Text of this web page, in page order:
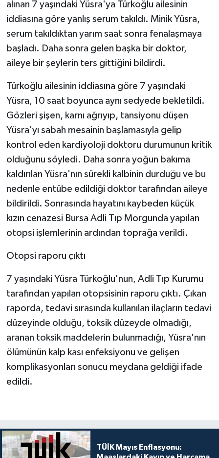
alınan 7 yaşındaki Yüsra'ya Türkoğlu ailesinin
iddiasına göre yanlış serum takıldı. Minik Yüsra,
serum takıldıktan yarım saat sonra fenalaşmaya
başladı. Daha sonra gelen başka bir doktor,
aileye bir şeylerin ters gittiğini bildirdi.
Türkoğlu ailesinin iddiasına göre 7 yaşındaki
Yüsra, 10 saat boyunca aynı sedyede bekletildi.
Gözleri şişen, karnı ağrıyıp, tansiyonu düşen
Yüsra'yı sabah mesainin başlamasıyla gelip
kontrol eden kardiyoloji doktoru durumunun kritik
olduğunu söyledi. Daha sonra yoğun bakıma
kaldırılan Yüsra'nın sürekli kalbinin durduğu ve bu
nedenle entübe edildiği doktor tarafından aileye
bildirildi. Sonrasında hayatını kaybeden küçük
kızın cenazesi Bursa Adli Tıp Morgunda yapılan
otopsi işlemlerinin ardından toprağa verildi.
Otopsi raporu çıktı
7 yaşındaki Yüsra Türkoğlu'nun, Adli Tıp Kurumu
tarafından yapılan otopsisinin raporu çıktı. Çıkan
raporda, tedavi sırasında kullanılan ilaçların tedavi
düzeyinde olduğu, toksik düzeyde olmadığı,
aranan toksik maddelerin bulunmadığı, Yüsra'nın
ölümünün kalp kası enfeksiyonu ve gelişen
komplikasyonları sonucu meydana geldiği ifade
edildi.
TÜİK Mayıs Enflasyonu: